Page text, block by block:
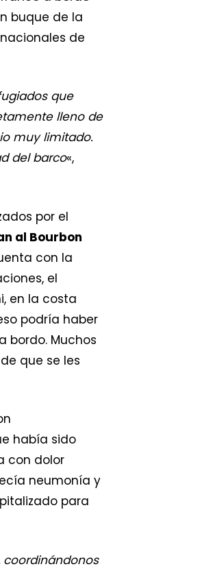
buque de la
de
que
lleno de
muy limitado.
del barco«,
por el
al Bourbon
con la
el
en la costa
podría haber
bordo. Muchos
que se les
había sido
con dolor
neumonía y
para